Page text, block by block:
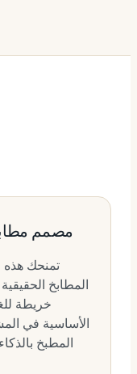
مصمم
تمنحك هذه
المطابخ
خريطة
الأساسية في
المطبخ